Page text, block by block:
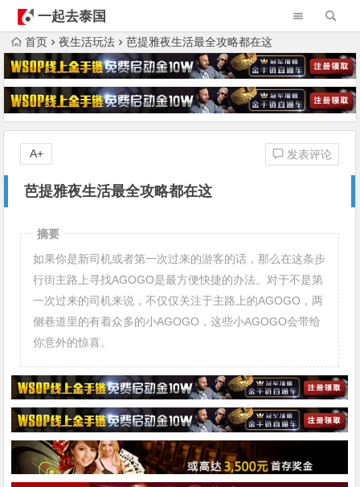
一起去泰国
首页 夜生活玩法 芭提雅夜生活最全攻略都在这
芭提雅夜生活最全攻略都在这
发表评论
A+
摘要
如果你是新司机或者第一次过来的游客的话，那么在这条步
行街主路上寻找AGOGO是最方便快捷的办法。对于不是第
一次过来的司机来说，不仅仅关注于主路上的AGOGO，两
侧巷道里的有着众多的小AGOGO，这些小AGOGO会带给
你意外的惊喜。